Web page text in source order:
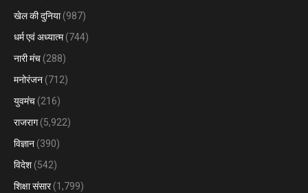
खेल की दुनिया(987)
धर्म एवं अध्यात्म(744)
नारी मंच (288)
मनोरंजन (712)
युवमंच (216)
राजराग(5,922)
विज्ञान (390)
विदेश (542)
शिक्षा संसार(1,799)